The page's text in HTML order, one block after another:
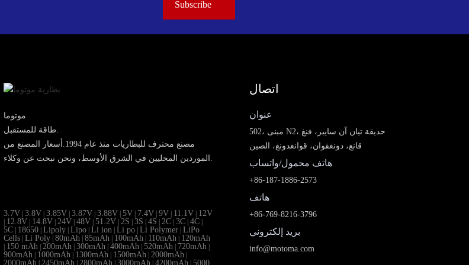
موتوما
مصنع محترف للبطاريات منذ عام 1994.أسعار المصنع من
3.7V |3.8V |3.85V |3.87V |3.88V 5V 7.4V |9V 11.1V 12V
12.8V 14.8V |24V |48V 51.2V |2S |3S |4S |2C |3C |4C
5C 18650 |Lipoly |Lipo |Li ion |Li po |Li Polymer |LiPo
Cells |Li Poly |80mAh |85mAh 100mAh 110mAh 120mAh
150 mAh |200mAh |300mAh |400mAh 520mAh 720mAh
900mAh 1000mAh 1300mAh 1500mAh |2000mAh
2000mAh 2450mAh 2800mAh |3000mAh |4200mAh 5000
اتصال
عنوان
502، مبنى N2، حديقة تيان آن سايبر، فنغ
قانغ، دونغقوان، قوانغدونغ، الصين
هاتف محمول/واتساب
+86-187-1886-2573
هاتف
+86-769-8216-3796
بريد إلكتروني
info@motoma.com